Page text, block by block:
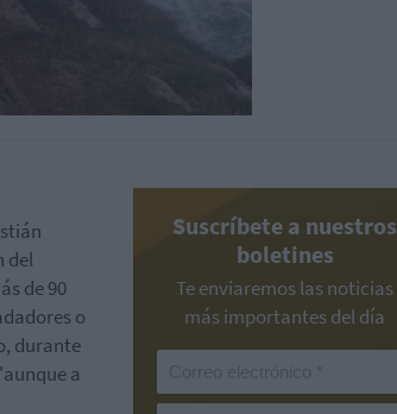
del
de 90
o
durante
a
Suscríbete a nuestros
boletines
Te enviaremos las noticias
más importantes del día